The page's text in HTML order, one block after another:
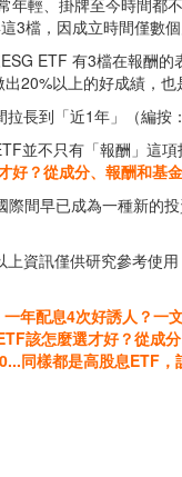
年輕、掛牌至今時間都
3檔，因成立時間僅數個
ETF 有3檔在報酬
20%以上的好成績，也
長到「近1年」（編按
並不只有「報酬」這
好？從成分、報酬和基
際間早已成為一種新的
資訊僅供研究參考使用
年配息4次好誘人？一
該怎麼選才好？從成
同樣都是高股息ETF